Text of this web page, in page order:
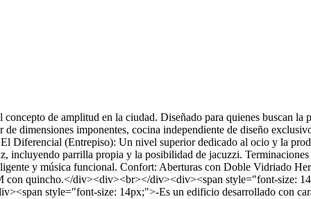
de amplitud en la ciudad. Diseñado para quienes buscan
dimensiones imponentes, cocina independiente de diseño
Diferencial (Entrepiso): Un nivel superior dedicado al ocio y la
incluyendo parrilla propia y la posibilidad de jacuzzi.
y música funcional. Confort: Aberturas con Doble Vidriado
con quincho.</div><div><br></div><div><span style="font-size:
style="font-size: 14px;">-Es un edificio desarrollado con